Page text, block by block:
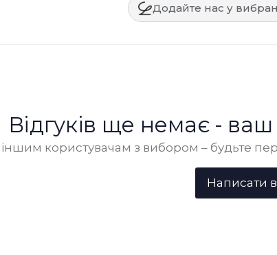
Додайте нас у
Відгуків ще немає -
користувачам з вибором – будьте